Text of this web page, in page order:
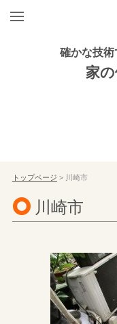
確かな技
家
トップページ > 川崎市
川崎市